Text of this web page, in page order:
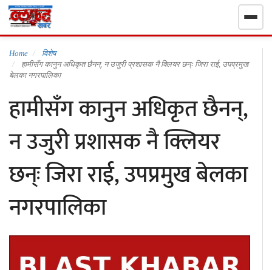
गृहपृष्ठ
निर्वाचन खबर
समाचार
राजनीति
राष्ट्रिय
स्वास्थ्य
Home
विशेष
हामीसँग कानुन अधिकृत छैनन्, न उजुरी प्रशासक नै क्लियर छन्ः जिरा राई, उपप्रमुख
बेलका नगरपालिका
हामीसँग कानुन अधिकृत छैनन्,
न उजुरी प्रशासक नै क्लियर
छन्ः जिरा राई, उपप्रमुख बेलका
नगरपालिका